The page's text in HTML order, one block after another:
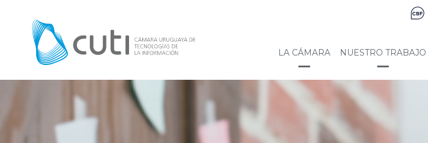
LA CÁMARA NUESTRO TRABAJO